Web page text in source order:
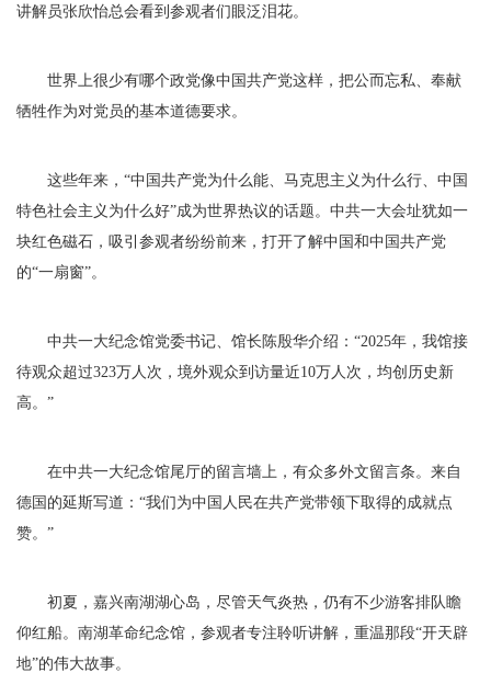
讲解员张欣怡总会看到参观者们眼泛泪花。
世界上很少有哪个政党像中国共产党这样，把公而忘私、奉献
牺牲作为对党员的基本道德要求。
这些年来，“中国共产党为什么能、马克思主义为什么行、中国
特色社会主义为什么好”成为世界热议的话题。中共一大会址犹如一
块红色磁石，吸引参观者纷纷前来，打开了解中国和中国共产党
的“一扇窗”。
中共一大纪念馆党委书记、馆长陈殷华介绍：“2025年，我馆接
待观众超过323万人次，境外观众到访量近10万人次，均创历史新
高。”
在中共一大纪念馆尾厅的留言墙上，有众多外文留言条。来自
德国的延斯写道：“我们为中国人民在共产党带领下取得的成就点
赞。”
初夏，嘉兴南湖湖心岛，尽管天气炎热，仍有不少游客排队瞻
仰红船。南湖革命纪念馆，参观者专注聆听讲解，重温那段“开天辟
地”的伟大故事。